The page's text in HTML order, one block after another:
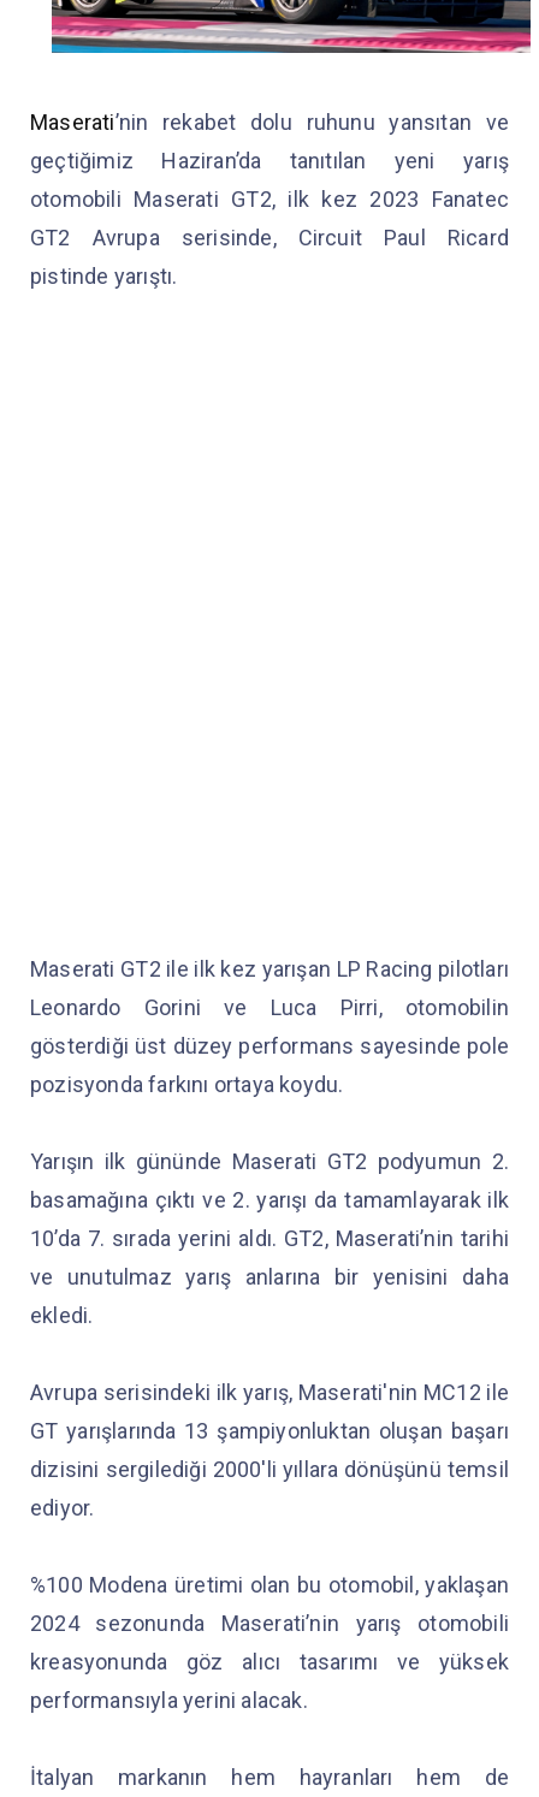
Maserati’nin rekabet dolu ruhunu yansıtan ve
geçtiğimiz Haziran’da tanıtılan yeni yarış
otomobili Maserati GT2, ilk kez 2023 Fanatec
GT2 Avrupa serisinde, Circuit Paul Ricard
pistinde yarıştı.
Maserati GT2 ile ilk kez yarışan LP Racing pilotları
Leonardo Gorini ve Luca Pirri, otomobilin
gösterdiği üst düzey performans sayesinde pole
pozisyonda farkını ortaya koydu.
Yarışın ilk gününde Maserati GT2 podyumun 2.
basamağına çıktı ve 2. yarışı da tamamlayarak ilk
10’da 7. sırada yerini aldı. GT2, Maserati’nin tarihi
ve unutulmaz yarış anlarına bir yenisini daha
ekledi.
Avrupa serisindeki ilk yarış, Maserati'nin MC12 ile
GT yarışlarında 13 şampiyonluktan oluşan başarı
dizisini sergilediği 2000'li yıllara dönüşünü temsil
ediyor.
%100 Modena üretimi olan bu otomobil, yaklaşan
2024 sezonunda Maserati’nin yarış otomobili
kreasyonunda göz alıcı tasarımı ve yüksek
performansıyla yerini alacak.
İtalyan markanın hem hayranları hem de